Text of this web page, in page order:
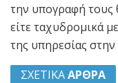
την υπογραφή
είτε ταχυδρομικά
της υπηρεσίας
ΣΧΕΤΙΚΑΑΡΘΡΑ